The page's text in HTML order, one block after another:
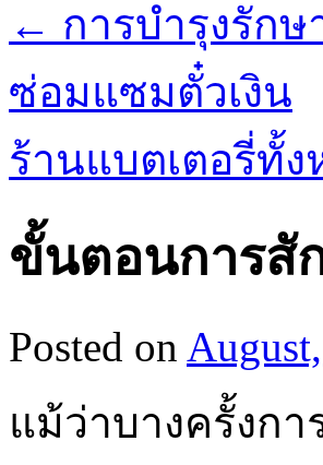
← การบำรุงรัก
ซ่อมแซมตั๋วเงิน
ร้านแบตเตอรี่ทั้
ขั้นตอนการสั
Posted on
แม้ว่าบางครั้งกา